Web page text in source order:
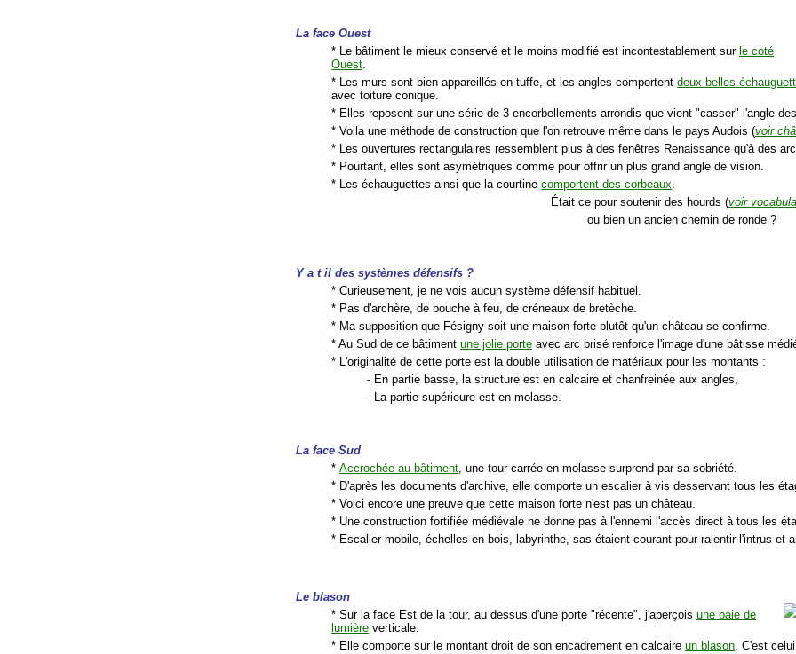
La face Ouest
* Le bâtiment le mieux conservé et le moins modifié est incontestablement sur le coté
Ouest.
* Les murs sont bien appareillés en tuffe, et les angles comportentdeux belles
avec toiture conique.
* Elles reposent sur une série de 3 encorbellements arrondis que vient "casser" l'angle
* Voila une méthode de construction que l'on retrouve même dans le pays Audois (voir
* Les ouvertures rectangulaires ressemblent plus à des fenêtres Renaissance qu'à des
* Pourtant, elles sont asymétriques comme pour offrir un plus grand angle de vision.
* Les échauguettes ainsi que la courtinecomportent des corbeaux.
Était ce pour soutenir des hourds (voir
ou bien un ancien chemin de ronde ?
Y a t il des systèmes défensifs ?
* Curieusement, je ne vois aucun système défensif habituel.
* Pas d'archère, de bouche à feu, de créneaux de bretèche.
* Ma supposition que Fésigny soit une maison forte plutôt qu'un château se confirme.
* Au Sud de ce bâtimentune jolie porte avec arc brisé renforce l'image d'une bâtisse
* L'originalité de cette porte est la double utilisation de matériaux pour les montants :
- En partie basse, la structure est en calcaire et chanfreinée aux angles,
- La partie supérieure est en molasse.
La face Sud
*Accrochée au bâtiment, une tour carrée en molasse surprend par sa sobriété.
* D'après les documents d'archive, elle comporte un escalier à vis desservant tous les
* Voici encore une preuve que cette maison forte n'est pas un château.
* Une construction fortifiée médiévale ne donne pas à l'ennemi l'accès direct à tous les
* Escalier mobile, échelles en bois, labyrinthe, sas étaient courant pour ralentir l'intrus et
Le blason
* Sur la face Est de la tour, au dessus d'une porte "récente", j'aperçoisune baie de
lumière verticale.
* Elle comporte sur le montant droit de son encadrement en calcaireun blason. C'est